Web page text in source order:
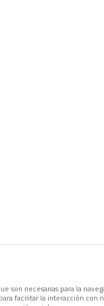
son necesarias para la
facilitar la interacción